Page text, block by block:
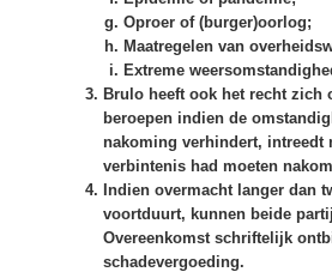
Oproer of (burger)oorlog;
Maatregelen van
Extreme
Brulo heeft ook het recht zich
beroepen indien de
nakoming verhindert, intreedt
verbintenis had moeten
Indien overmacht langer dan
voortduurt, kunnen beide
Overeenkomst schriftelijk
schadevergoeding.